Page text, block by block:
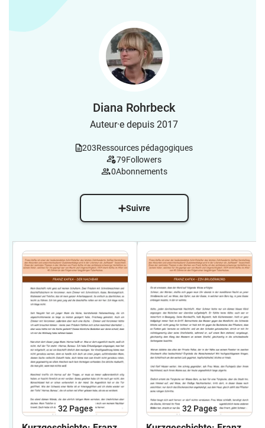
Diana Rohrbeck
Auteur·e depuis 2017
203Ressources pédagogiques
79Followers
0Abonnements
Suivre
32 Pages 32 Pages